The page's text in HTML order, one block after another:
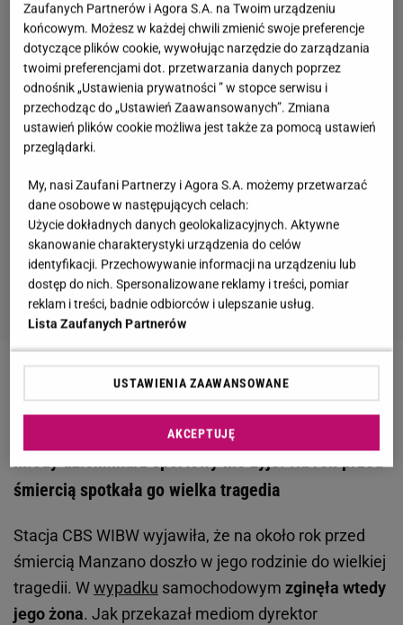
Zobacz wideoPoparcie dla Donalda Trumpa rośnie,
ale nadal nie jest kolorowo
Młody dziennikarz sportowy nie żyje. Na rok przed
śmiercią spotkała go wielka tragedia
Stacja CBS WIBW wyjawiła, że na około rok przed
śmiercią Manzano doszło w jego rodzinie do wielkiej
tragedii. Wwypadku samochodowym zginęła wtedy
jego żona. Jak przekazał mediom dyrektor
Zaufanych Partnerów i Agora S.A. na Twoim urządzeniu
końcowym. Możesz w każdej chwili zmienić swoje preferencje
dotyczące plików cookie, wywołując narzędzie do zarządzania
twoimi preferencjami dot. przetwarzania danych poprzez
odnośnik „Ustawienia prywatności ” w stopce serwisu i
przechodząc do „Ustawień Zaawansowanych”. Zmiana
ustawień plików cookie możliwa jest także za pomocą ustawień
przeglądarki.
My, nasi Zaufani Partnerzy i Agora S.A. możemy przetwarzać
dane osobowe w następujących celach:
Użycie dokładnych danych geolokalizacyjnych. Aktywne
skanowanie charakterystyki urządzenia do celów
identyfikacji. Przechowywanie informacji na urządzeniu lub
dostęp do nich. Spersonalizowane reklamy i treści, pomiar
reklam i treści, badnie odbiorców i ulepszanie usług.
Lista Zaufanych Partnerów
USTAWIENIA ZAAWANSOWANE
AKCEPTUJĘ